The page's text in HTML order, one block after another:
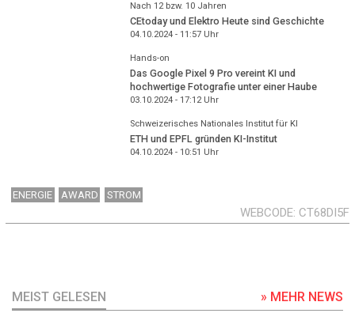
Nach 12 bzw. 10 Jahren
CEtoday und Elektro Heute sind Geschichte
04.10.2024 - 11:57Uhr
Hands-on
Das Google Pixel 9 Pro vereint KI und
hochwertige Fotografie unter einer Haube
03.10.2024 - 17:12Uhr
Schweizerisches Nationales Institut für KI
ETH und EPFL gründen KI-Institut
04.10.2024 - 10:51 Uhr
ENERGIE AWARD STROM
WEBCODE CT68DI5F
MEIST GELESEN » MEHR NEWS